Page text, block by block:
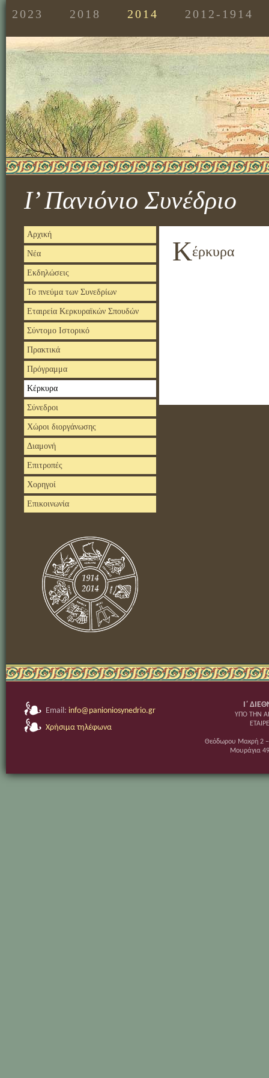
2023 2018 2014 2012-1914
Ι’ Πανιόνιο Συνέδριο
Αρχική
Νέα
Εκδηλώσεις
Το πνεύμα των Συνεδρίων
Εταιρεία Κερκυραϊκών Σπουδών
Σύντομο Ιστορικό
Πρακτικά
Πρόγραμμα
Κέρκυρα
Σύνεδροι
Χώροι διοργάνωσης
Διαμονή
Επιτροπές
Χορηγοί
Επικοινωνία
Κέρκυρα
Email: info@panioniosynedrio.gr
Χρήσιμα τηλέφωνα
Ι΄
ΥΠΟ ΤΗΝ
Θεόδωρου Μακρή 2
Μουράγια